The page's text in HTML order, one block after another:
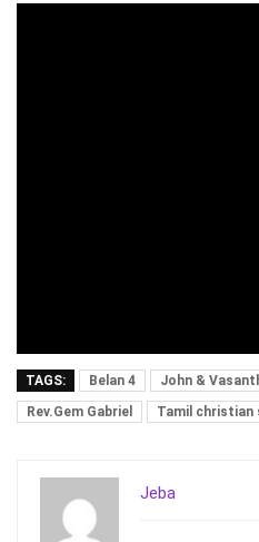
TAGS: Belan 4 John &
Rev.Gem Gabriel
Tamil christian
Jeba